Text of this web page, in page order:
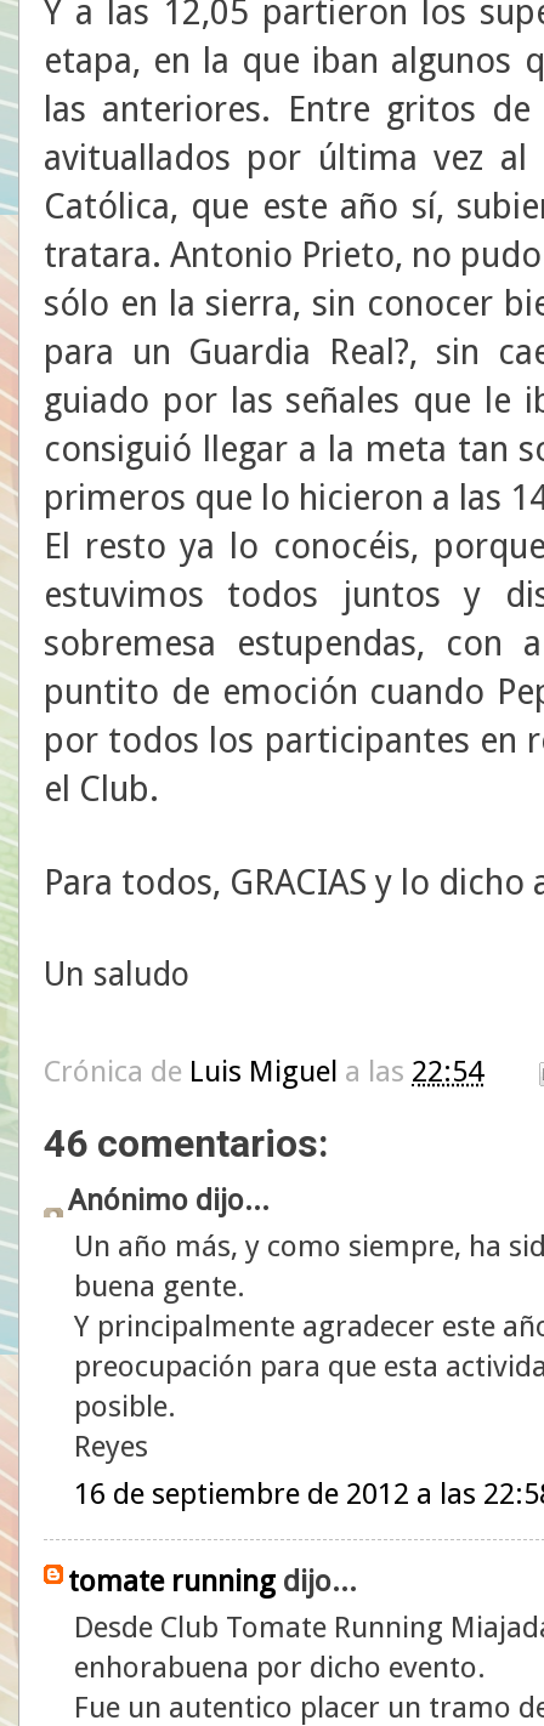
Y a las 12,05 partieron los
etapa, en la que iban algunos
las anteriores. Entre gritos
avituallados por última vez
Católica, que este año sí,
tratara. Antonio Prieto, no
sólo en la sierra, sin conocer
para un Guardia Real?, sin
guiado por las señales que le
consiguió llegar a la meta tan
primeros que lo hicieron a las
El resto ya lo conocéis,
estuvimos todos juntos y
sobremesa estupendas, con
puntito de emoción cuando
por todos los participantes en
el Club.
Para todos, GRACIAS y lo dicho
Un saludo
Crónica de Luis Miguel a las 22:54
46 comentarios:
Anónimo dijo...
Un año más, y como siempre, ha
buena gente.
Y principalmente agradecer este
preocupación para que esta
posible.
Reyes
16 de septiembre de 2012 a las
tomate running dijo...
Desde Club Tomate Running
enhorabuena por dicho evento.
Fue un autentico placer un tramo